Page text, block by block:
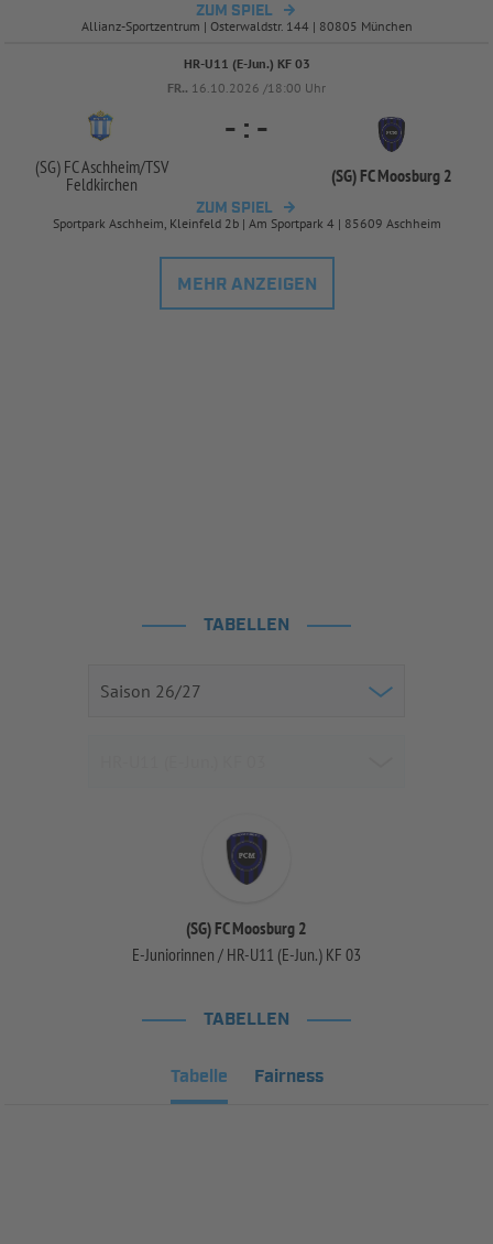
ZUM SPIEL
Allianz-Sportzentrum | Osterwaldstr. 144 | 80805 München
HR-U11 (E-Jun.) KF 03
FR.. 16.10.2026 /18:00 Uhr
(SG) FC Aschheim/TSV
Feldkirchen
- : -
(SG) FC Moosburg 2
ZUM SPIEL
Sportpark Aschheim, Kleinfeld 2b | Am Sportpark 4 | 85609 Aschheim
MEHR ANZEIGEN
TABELLEN
(SG) FC Moosburg 2
E-Juniorinnen / HR-U11 (E-Jun.) KF 03
TABELLEN
Tabelle Fairness